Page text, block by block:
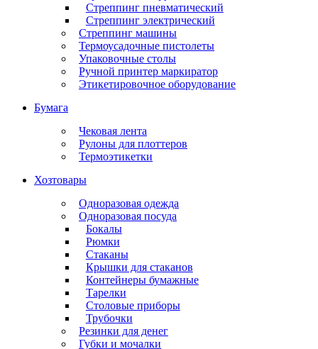
Стреппинг пневматический
Стреппинг электрический
Стреппинг машины
Термоусадочные пистолеты
Упаковочные столы
Ручной принтер маркиратор
Этикетировочное оборудование
Бумага
Чековая лента
Рулоны для плоттеров
Термоэтикетки
Хозтовары
Одноразовая одежда
Одноразовая посуда
Бокалы
Рюмки
Стаканы
Крышки для стаканов
Контейнеры бумажные
Тарелки
Столовые приборы
Трубочки
Резинки для денег
Губки и мочалки